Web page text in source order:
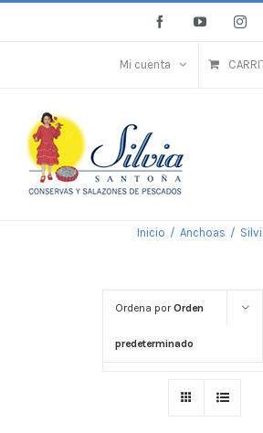
FacebookYouTube
Mi cuenta
Inicio / Anchoas /
Ordena porOrden
predeterminado
Mostrar